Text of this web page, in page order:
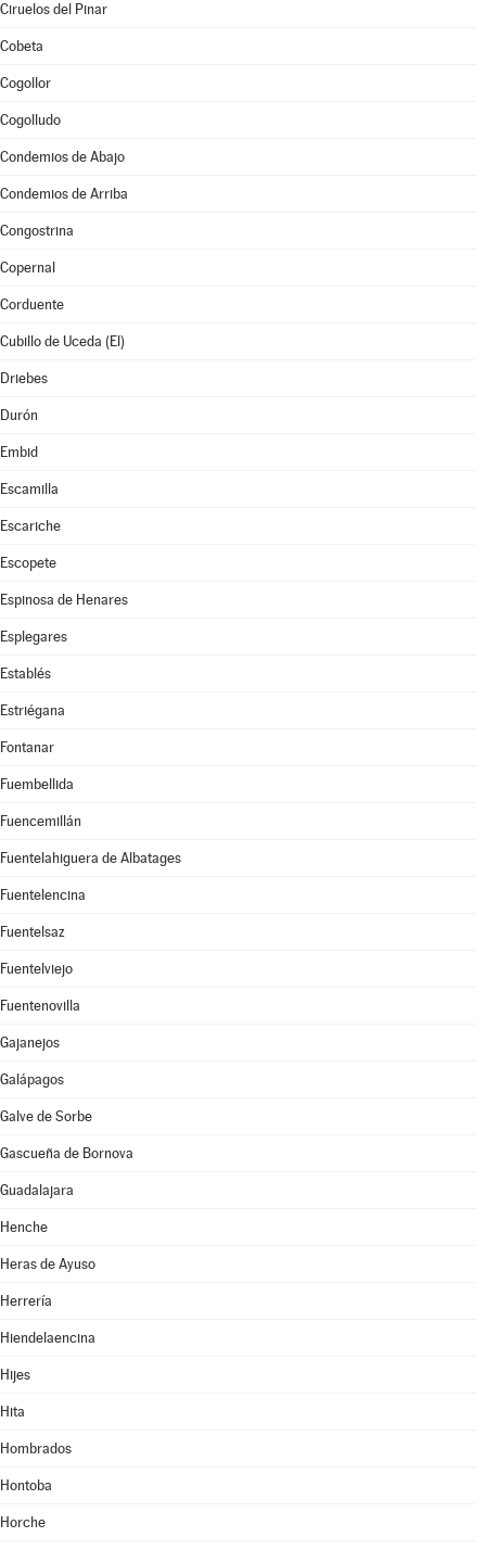
Ciruelos del Pinar
Cobeta
Cogollor
Cogolludo
Condemios de Abajo
Condemios de Arriba
Congostrina
Copernal
Corduente
Cubillo de Uceda (El)
Driebes
Durón
Embid
Escamilla
Escariche
Escopete
Espinosa de Henares
Esplegares
Establés
Estriégana
Fontanar
Fuembellida
Fuencemillán
Fuentelahiguera de Albatages
Fuentelencina
Fuentelsaz
Fuentelviejo
Fuentenovilla
Gajanejos
Galápagos
Galve de Sorbe
Gascueña de Bornova
Guadalajara
Henche
Heras de Ayuso
Herrería
Hiendelaencina
Hijes
Hita
Hombrados
Hontoba
Horche